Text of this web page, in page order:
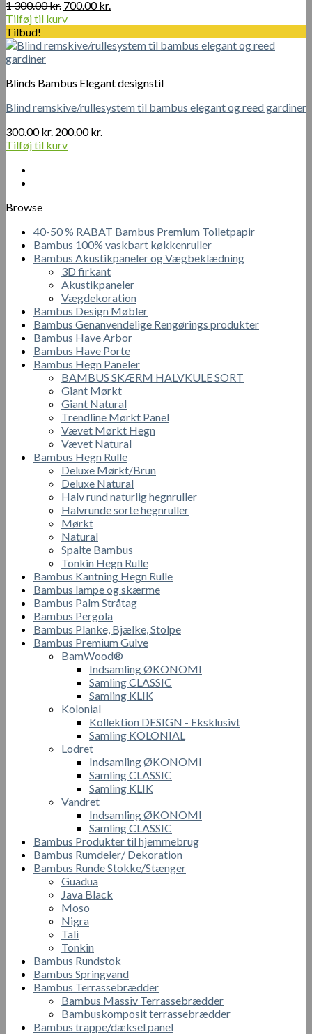
1 300.00kr. Den
oprindelige
var:
700.00kr.
er:
Tilføj til kurv
Tilbud!
Blinds Bambus Elegant designstil
Blind remskive/rullesystem til bambus elegant og reed gardiner
300.00kr. Den
oprindelige
200.00kr.
Tilføj til kurv
Browse
40-50 % RABAT Bambus Premium Toiletpapir
Bambus 100% vaskbart køkkenruller
Bambus Akustikpaneler og Vægbeklædning
3D firkant
Akustikpaneler
Vægdekoration
Bambus Design Møbler
Bambus Genanvendelige Rengørings produkter
Bambus Have Arbor
Bambus Have Porte
Bambus Hegn Paneler
BAMBUS SKÆRM HALVKULE SORT
Giant Mørkt
Giant Natural
Trendline Mørkt Panel
Vævet Mørkt Hegn
Vævet Natural
Bambus Hegn Rulle
Deluxe Mørkt/Brun
Deluxe Natural
Halv rund naturlig hegnruller
Halvrunde sorte hegnruller
Mørkt
Natural
Spalte Bambus
Tonkin Hegn Rulle
Bambus Kantning Hegn Rulle
Bambus lampe og skærme
Bambus Palm Stråtag
Bambus Pergola
Bambus Planke, Bjælke, Stolpe
Bambus Premium Gulve
BamWood®
Indsamling ØKONOMI
Samling CLASSIC
Samling KLIK
Kolonial
Kollektion DESIGN - Eksklusivt
Samling KOLONIAL
Lodret
Indsamling ØKONOMI
Samling CLASSIC
Samling KLIK
Vandret
Indsamling ØKONOMI
Samling CLASSIC
Bambus Produkter til hjemmebrug
Bambus Rumdeler/ Dekoration
Bambus Runde Stokke/Stænger
Guadua
Java Black
Moso
Nigra
Tali
Tonkin
Bambus Rundstok
Bambus Springvand
Bambus Terrassebrædder
Bambus Massiv Terrassebrædder
Bambuskomposit terrassebrædder
Bambus trappe/dæksel panel